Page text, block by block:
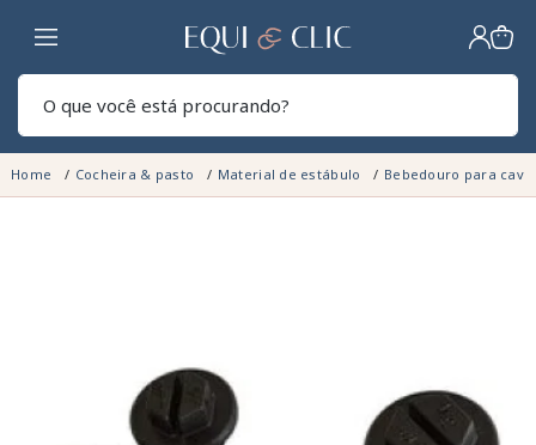
Lar
Home Cocheira & pasto Material de estábulo Bebedouro para